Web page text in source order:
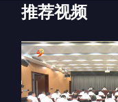
推荐视频